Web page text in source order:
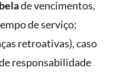
de vencimentos,
de serviço;
retroativas), caso
responsabilidade